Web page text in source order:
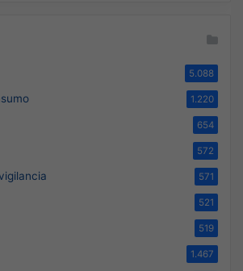
5.088
1.220
654
572
571
521
519
1.467